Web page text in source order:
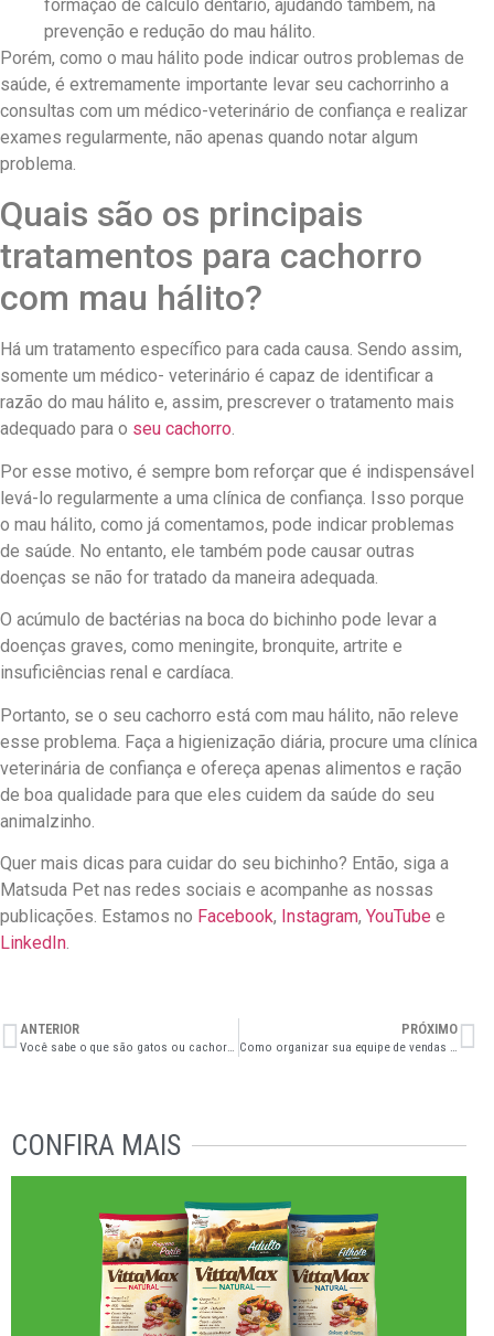
formação de cálculo dentário, ajudando também, na
prevenção e redução do mau hálito.
Porém, como o mau hálito pode indicar outros problemas de
saúde, é extremamente importante levar seu cachorrinho a
consultas com um médico-veterinário de confiança e realizar
exames regularmente, não apenas quando notar algum
problema.
Quais são os principais
tratamentos para cachorro
com mau hálito?
Há um tratamento específico para cada causa. Sendo assim,
somente um médico- veterinário é capaz de identificar a
razão do mau hálito e, assim, prescrever o tratamento mais
adequado para o seu cachorro.
Por esse motivo, é sempre bom reforçar que é indispensável
levá-lo regularmente a uma clínica de confiança. Isso porque
o mau hálito, como já comentamos, pode indicar problemas
de saúde. No entanto, ele também pode causar outras
doenças se não for tratado da maneira adequada.
O acúmulo de bactérias na boca do bichinho pode levar a
doenças graves, como meningite, bronquite, artrite e
insuficiências renal e cardíaca.
Portanto, se o seu cachorro está com mau hálito, não releve
esse problema. Faça a higienização diária, procure uma clínica
veterinária de confiança e ofereça apenas alimentos e ração
de boa qualidade para que eles cuidem da saúde do seu
animalzinho.
Quer mais dicas para cuidar do seu bichinho? Então, siga a
Matsuda Pet nas redes sociais e acompanhe as nossas
publicações. Estamos no Facebook, Instagram, YouTube e
LinkedIn.
ANTERIOR
Você sabe o que são gatos ou cachorros SRD?
PRÓXIMO
Como organizar sua equipe de vendas em 3 passos
CONFIRA MAIS